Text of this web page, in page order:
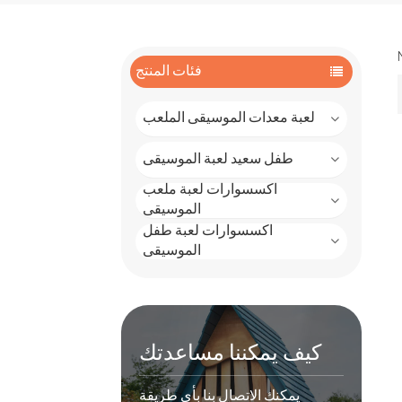
فئات المنتج
لعبة معدات الموسيقى الملعب
طفل سعيد لعبة الموسيقى
اكسسوارات لعبة ملعب
الموسيقى
اكسسوارات لعبة طفل
الموسيقى
كيف يمكننا مساعدتك
يمكنك الاتصال بنا بأي طريقة